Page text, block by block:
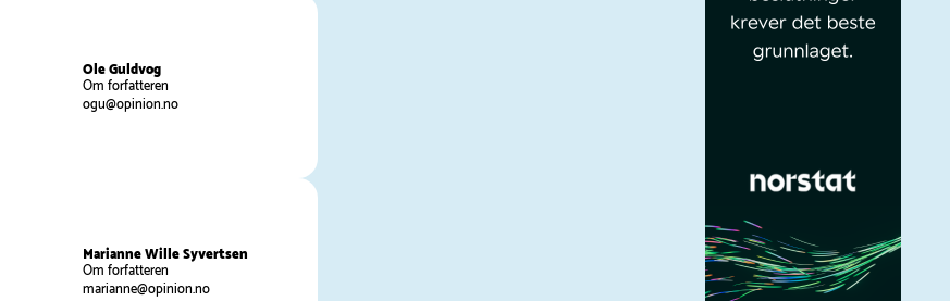
Ole Guldvog
Om forfatteren
ogu@opinion.no
Marianne Wille Syvertsen
Om forfatteren
marianne@opinion.no